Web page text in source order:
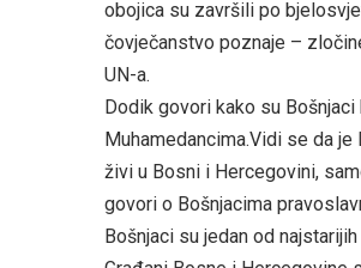
obojica su završili po
čovječanstvo poznaje –
UN-a.
Dodik govori kako su
Muhamedancima.Vidi se da
živi u Bosni i Hercegovini,
govori o Bošnjacima
Bošnjaci su jedan od